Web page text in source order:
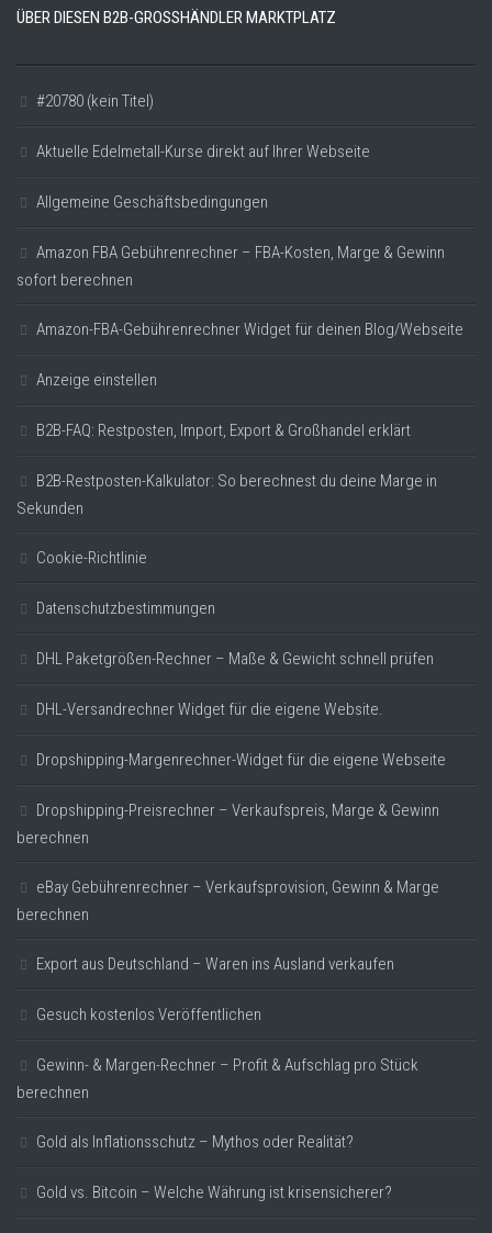
ÜBER DIESEN B2B-GROSSHÄNDLER MARKTPLATZ
#20780 (kein Titel)
Aktuelle Edelmetall-Kurse direkt auf Ihrer Webseite
Allgemeine Geschäftsbedingungen
Amazon FBA Gebührenrechner – FBA-Kosten, Marge & Gewinn
sofort berechnen
Amazon-FBA-Gebührenrechner Widget für deinen Blog/Webseite
Anzeige einstellen
B2B-FAQ: Restposten, Import, Export & Großhandel erklärt
B2B-Restposten-Kalkulator: So berechnest du deine Marge in
Sekunden
Cookie-Richtlinie
Datenschutzbestimmungen
DHL Paketgrößen-Rechner – Maße & Gewicht schnell prüfen
DHL-Versandrechner Widget für die eigene Website.
Dropshipping-Margenrechner-Widget für die eigene Webseite
Dropshipping-Preisrechner – Verkaufspreis, Marge & Gewinn
berechnen
eBay Gebührenrechner – Verkaufsprovision, Gewinn & Marge
berechnen
Export aus Deutschland – Waren ins Ausland verkaufen
Gesuch kostenlos Veröffentlichen
Gewinn- & Margen-Rechner – Profit & Aufschlag pro Stück
berechnen
Gold als Inflationsschutz – Mythos oder Realität?
Gold vs. Bitcoin – Welche Währung ist krisensicherer?